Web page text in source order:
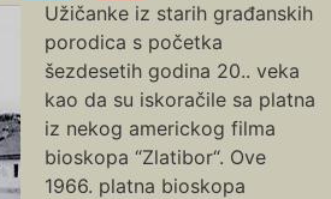
Užičanke iz starih građanskih
porodica s početka
šezdesetih godina 20.. veka
kao da su iskoračile sa platna
iz nekog americkog filma
bioskopa “Zlatibor“. Ove
1966. platna bioskopa